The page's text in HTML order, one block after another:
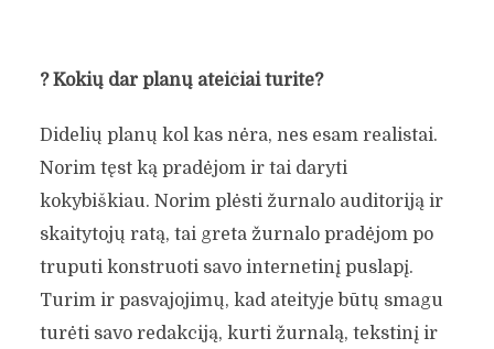
?Kokių dar planų ateičiai turite?
Didelių planų kol kas nėra, nes esam realistai.
Norim tęst ką pradėjom ir tai daryti
kokybiškiau. Norim plėsti žurnalo auditoriją ir
skaitytojų ratą, tai greta žurnalo pradėjom po
truputi konstruoti savo internetinį puslapį.
Turim ir pasvajojimų, kad ateityje būtų smagu
turėti savo redakciją, kurti žurnalą, tekstinį ir